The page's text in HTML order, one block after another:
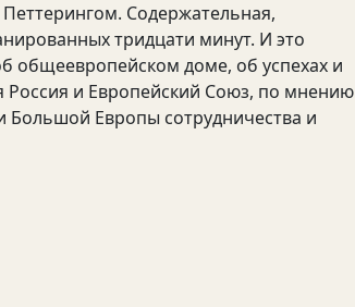
Содержательная,
тридцати минут. И это
общеевропейском доме, об успехах и
Россия и Европейский Союз, по мнению
Большой Европы сотрудничества и